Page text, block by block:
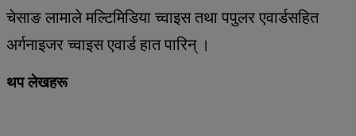
चेसाङ लामाले मल्टिमिडिया च्वाइस तथा पपुलर एवार्डसहित
अर्गनाइजर च्वाइस एवार्ड हात पारिन् ।
थप लेखहरू